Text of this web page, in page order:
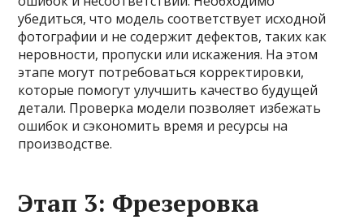
убедиться, что модель соответствует исходной
фотографии и не содержит дефектов, таких как
неровности, пропуски или искажения. На этом
этапе могут потребоваться корректировки,
которые помогут улучшить качество будущей
детали. Проверка модели позволяет избежать
ошибок и сэкономить время и ресурсы на
производстве.
Этап 3: Фрезеровка